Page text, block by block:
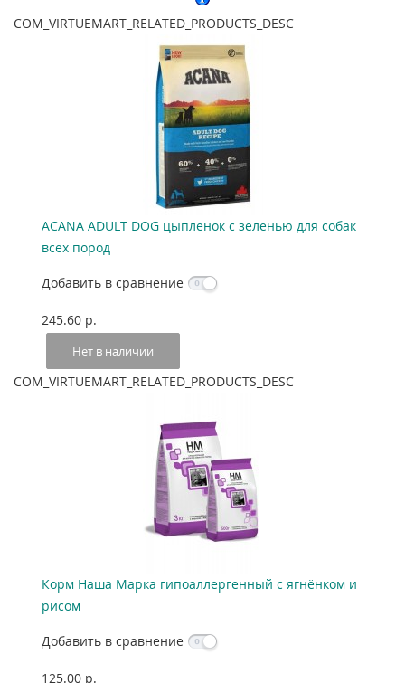
COM_VIRTUEMART_RELATED_PRODUCTS_DESC
ACANA ADULT DOG цыпленок с зеленью для собак
всех пород
Добавить в сравнение
245.60 p.
Нет в наличии
COM_VIRTUEMART_RELATED_PRODUCTS_DESC
Корм Наша Марка гипоаллергенный с ягнёнком и
рисом
Добавить в сравнение
125.00 p.